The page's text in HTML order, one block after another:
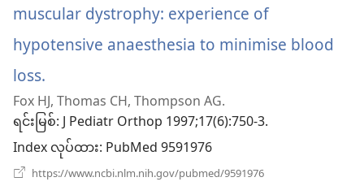
muscular dystrophy: experience of
hypotensive anaesthesia to minimise blood
loss.
အသစ်
ဖွ
င့်
Fox HJ, Thomas CH, Thompson AG.
ရင်းမြစ်‎: J Pediatr Orthop 1997;17(6):750-3.
Index လုပ်ထား‎: PubMed 9591976
https://www.ncbi.nlm.nih.gov/pubmed/9591976